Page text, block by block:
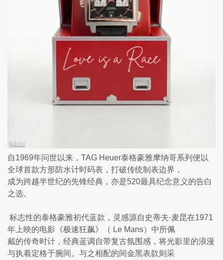
自1969年问世以来，TAG Heuer泰格豪雅摩纳哥系列便以
全球首款方形防水计时码表，打破传统制表边界，
成为跨越半世纪的先锋经典，亦是520最具纪念意义的告白
之选。
标志性的泰格豪雅初代蓝款，灵感源自史蒂夫·麦昆在1971
年上映的电影《极速狂飙》（ Le Mans）中所佩
戴的传奇时计，经典蓝调自带复古氛围感，将光影里的浪漫
与执着定格于腕间。与之相配的间金黑表款则采